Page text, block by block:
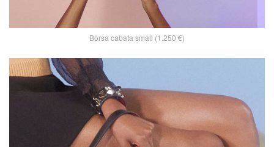
Borsa cabata small (1.250 €)